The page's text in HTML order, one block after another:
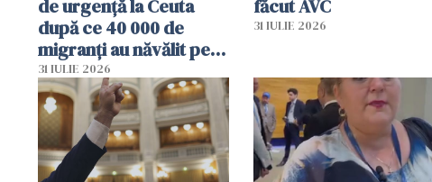
de urgență la Ceuta
după ce 40 000 de
migranți au năvălit pe
teritoriul spaniol: „Vom
mobiliza toate
resursele"
31 IULIE 2026
făcut AVC
31 IULIE 2026